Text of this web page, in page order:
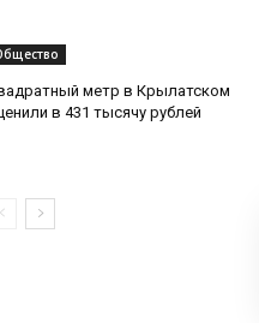
метр в Крылатском
в 431 тысячу рублей